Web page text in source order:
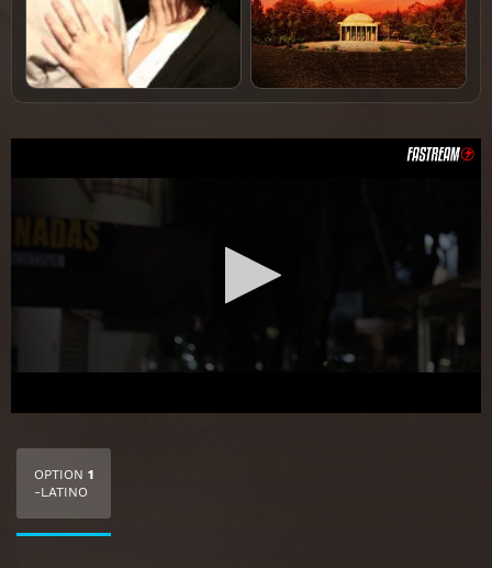
OPTION 1
-LATINO